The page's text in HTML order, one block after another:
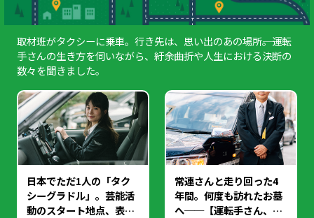
取材班がタクシーに乗車。行き先は、思い出のあの場所――。運転
手さんの生き方を伺いながら、紆余曲折や人生における決断の
数々を聞きました。
日本でただ1人の「タク
シーグラドル」。芸能活
動のスタート地点、表参
常連さんと走り回った4
年間。何度も訪れたお墓
へ──【運転手さん、思